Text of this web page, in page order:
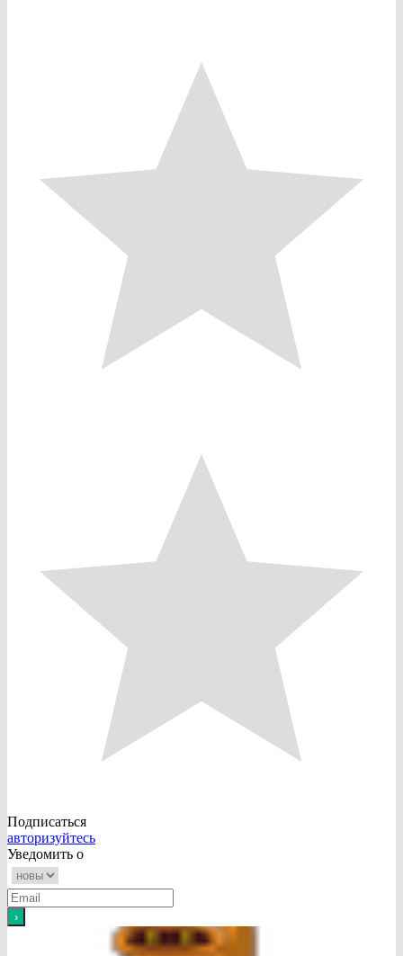
Подписаться
авторизуйтесь
Уведомить о